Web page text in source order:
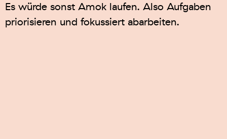
Es würde sonst Amok laufen. Also Aufgaben
priorisieren und fokussiert abarbeiten.